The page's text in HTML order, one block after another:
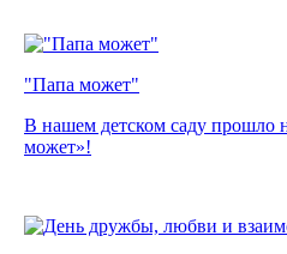
"Папа может"
В нашем детском саду прошло
может»!